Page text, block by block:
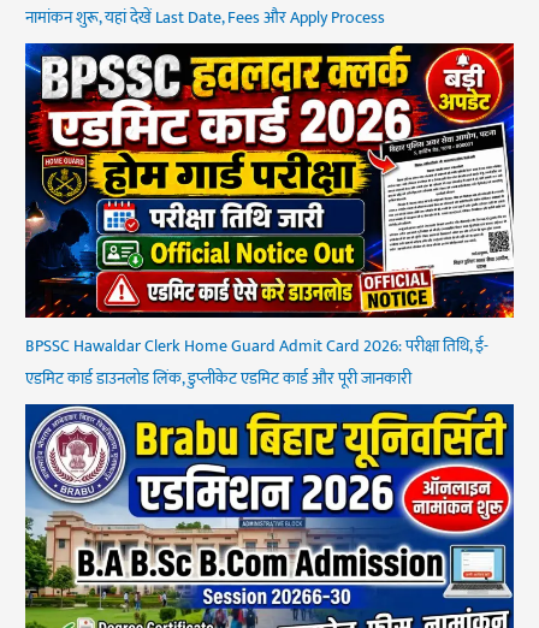
नामांकन शुरू, यहां देखें Last Date, Fees और Apply Process
BPSSC Hawaldar Clerk Home Guard Admit Card 2026: परीक्षा तिथि, ई-
एडमिट कार्ड डाउनलोड लिंक, डुप्लीकेट एडमिट कार्ड और पूरी जानकारी